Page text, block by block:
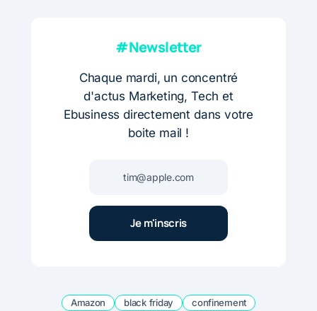
#Newsletter
Chaque mardi, un concentré
d'actus Marketing, Tech et
Ebusiness directement dans votre
boite mail !
Amazon black friday confinement